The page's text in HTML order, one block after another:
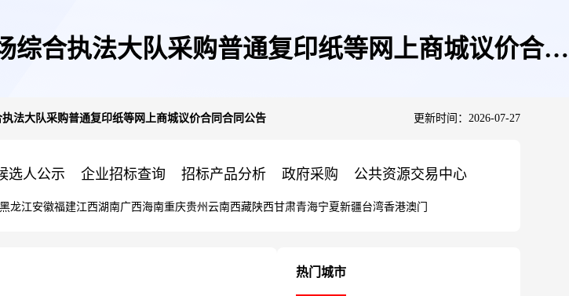
合执法大队采购普通复印纸等网上商城议价合同
法大队采购普通复印纸等网上商城议价合同合同公告 更新时间：2026-07-27
选人公示 企业招标查询 招标产品分析 政府采购 公共资源交易中心
黑龙江安徽福建江西湖南广西海南重庆贵州 云南西藏陕西甘肃青海宁夏新疆台湾香港澳门
热门城市